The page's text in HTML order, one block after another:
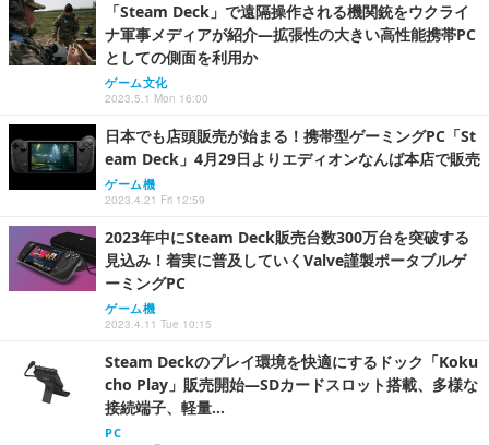
「Steam Deck」で遠隔操作される機関銃をウクライ
ナ軍事メディアが紹介―拡張性の大きい高性能携帯PC
としての側面を利用か
ゲーム文化
2023.5.1 Mon 16:00
日本でも店頭販売が始まる！携帯型ゲーミングPC「St
eam Deck」4月29日よりエディオンなんば本店で販売
ゲーム機
2023.4.21 Fri 12:59
2023年中にSteam Deck販売台数300万台を突破する
見込み！着実に普及していくValve謹製ポータブルゲ
ーミングPC
ゲーム機
2023.4.11 Tue 10:15
Steam Deckのプレイ環境を快適にするドック「Koku
cho Play」販売開始―SDカードスロット搭載、多様な
接続端子、軽量…
PC